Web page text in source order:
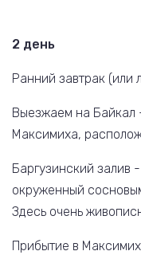
2 день
Ранний завтрак (или
Выезжаем на Байкал
Максимиха,
Баргузинский залив
окруженный
Здесь очень
Прибытие в